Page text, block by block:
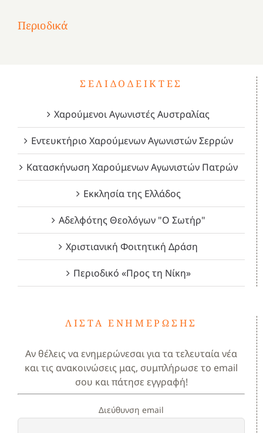
Περιοδικά
1821
Δεκέμβριος
2023!
Μάιος
2023!
Μάρτιος
2023!
ΣΕΛΙΔΟΔΕΊΚΤΕΣ
Χαρούμενοι Αγωνιστές Αυστραλίας
Εντευκτήριο Χαρούμενων Αγωνιστών Σερρών
Κατασκήνωση Χαρούμενων Αγωνιστών Πατρών
Εκκλησία της Ελλάδος
Αδελφότης Θεολόγων "Ο Σωτήρ"
Χριστιανική Φοιτητική Δράση
Περιοδικό «Προς τη Νίκη»
ΛΊΣΤΑ ΕΝΗΜΈΡΩΣΗΣ
Αν θέλεις να ενημερώνεσαι για τα τελευταία νέα
και τις ανακοινώσεις μας, συμπλήρωσε το email
σου και πάτησε εγγραφή!
Διεύθυνση email